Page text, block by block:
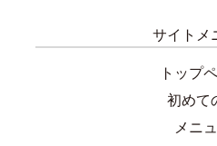
サイトメ
トップ
初めて
メニ